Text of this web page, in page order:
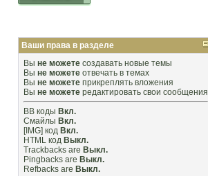
Ваши права в разделе
Вы не можете создавать новые темы
Вы не можете отвечать в темах
Вы не можете прикреплять вложения
Вы не можете редактировать свои сообщения
BB коды Вкл.
Смайлы Вкл.
[IMG] код Вкл.
HTML код Выкл.
Trackbacks are Выкл.
Pingbacks are Выкл.
Refbacks are Выкл.